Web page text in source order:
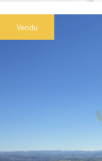
Vendu